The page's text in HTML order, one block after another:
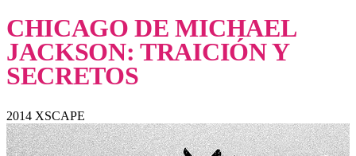
CHICAGO DE MICHAEL
JACKSON: TRAICIÓN Y
SECRETOS
2014 XSCAPE